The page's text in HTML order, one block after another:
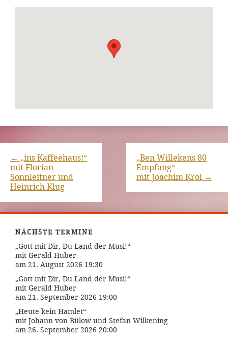
← „ins Kaffeehaus!“
mit Florian
Sonnleitner und
Heinrich Klug
„Ben Willekens 80
Empfang“
mit Joachim Krol →
NÄCHSTE TERMINE
„Gott mit Dir, Du Land der Musi!“
mit Gerald Huber
am 21. August 2026 19:30
„Gott mit Dir, Du Land der Musi!“
mit Gerald Huber
am 21. September 2026 19:00
„Heute kein Hamlet“
mit Johann von Bülow und Stefan Wilkening
am 26. September 2026 20:00